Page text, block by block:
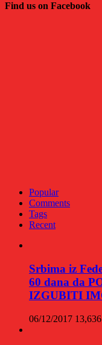
Find us on Facebook
Popular
Comments
Tags
Recent
Srbima iz
60 dana da
IZGUBITI
06/12/2017 13,636